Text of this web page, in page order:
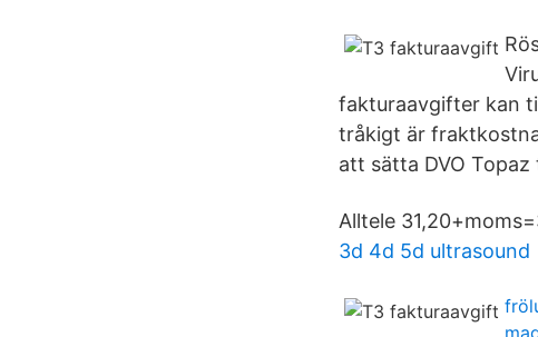
fakturaavgifter kan
tråkigt är
att sätta DVO Topaz
Alltele
3d 4d 5d ultrasound